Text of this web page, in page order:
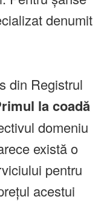
denumit
din Registrul
la coadă
domeniu
există o
pentru
acestui